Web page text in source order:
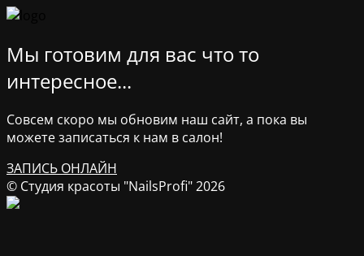
Мы готовим для вас что то
интересное...
Совсем скоро мы обновим наш сайт, а пока вы
можете записаться к нам в салон!
ЗАПИСЬ ОНЛАЙН
© Студия красоты "NailsProfi" 2026